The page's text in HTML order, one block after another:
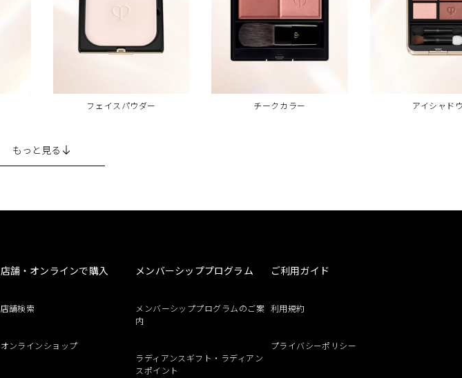
フェイスパウダー チークカラー アイシャド
もっと見る
店舗・オンラインで購入
店舗検索
オンラインショップ
メンバーシッププログラム
メンバーシッププログラムのご案
内
ラディアンスギフト・ラディアン
スポイント
ご利用ガイド
利用規約
プライバシーポリシー